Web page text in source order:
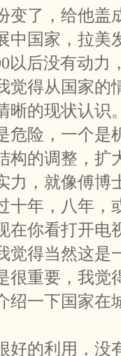
变了，给他盖
中国家，拉美
以后没有动力
觉得从国家的
晰的现状认识
危险，一个是
构的调整，扩
力，就像傅博
十年，八年，
在你看打开电
觉得当然这是
很重要，我觉
绍一下国家在
好的利用，